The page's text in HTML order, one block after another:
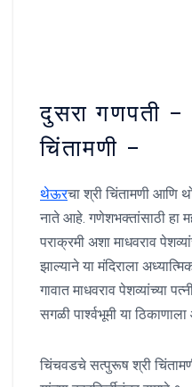
दुसरा गणपती
चिंतामणी –
थेऊरचा श्री चिंतामणी आणि
नाते आहे. गणेशभक्तांसाठी हा
पराक्रमी अशा माधवराव
झाल्याने या मंदिराला
गावात माधवराव पेशव्यांच्या
सगळी पार्श्वभूमी या
चिंचवडचे सत्पुरूष श्री